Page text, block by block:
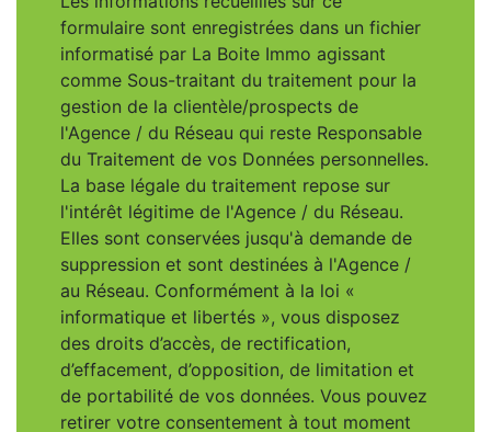
formulaire sont enregistrées dans un fichier
informatisé par La Boite Immo agissant
comme Sous-traitant du traitement pour la
gestion de la clientèle/prospects de
l'Agence / du Réseau qui reste Responsable
du Traitement de vos Données personnelles.
La base légale du traitement repose sur
l'intérêt légitime de l'Agence / du Réseau.
Elles sont conservées jusqu'à demande de
suppression et sont destinées à l'Agence /
au Réseau. Conformément à la loi «
informatique et libertés », vous disposez
des droits d’accès, de rectification,
d’effacement, d’opposition, de limitation et
de portabilité de vos données. Vous pouvez
retirer votre consentement à tout moment